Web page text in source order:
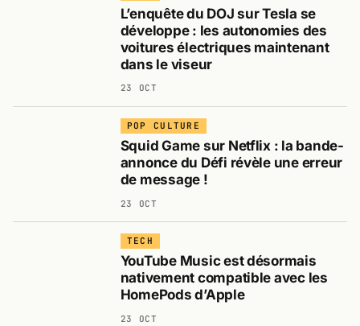
L’enquête du DOJ sur Tesla se
développe : les autonomies des
voitures électriques maintenant
dans le viseur
23 OCT
POP CULTURE
Squid Game sur Netflix : la bande-
annonce du Défi révèle une erreur
de message !
23 OCT
TECH
YouTube Music est désormais
nativement compatible avec les
HomePods d’Apple
23 OCT